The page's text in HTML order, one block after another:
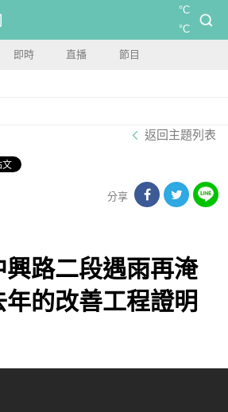
°C
°C
即時 直播 節目
返回主題列表
分享
興路二段遇雨再淹
的改善工程證明